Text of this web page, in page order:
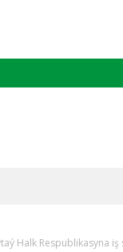
Halk Respublikasyna iş